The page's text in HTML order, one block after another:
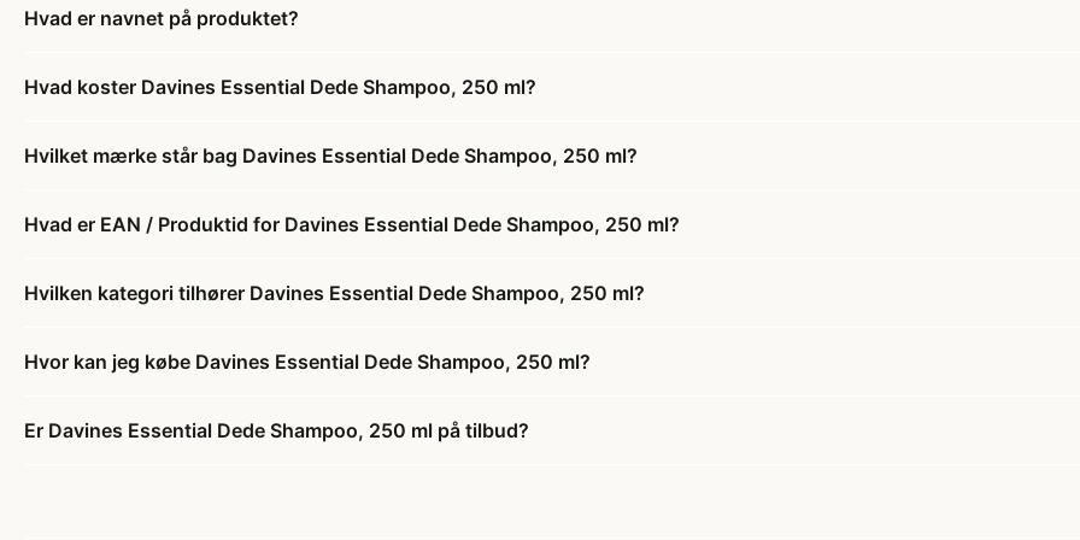
Hvad er navnet på produktet?
Hvad koster Davines Essential Dede Shampoo, 250 ml?
Hvilket mærke står bag Davines Essential Dede Shampoo, 250 ml?
Hvad er EAN / Produktid for Davines Essential Dede Shampoo, 250 ml?
Hvilken kategori tilhører Davines Essential Dede Shampoo, 250 ml?
Hvor kan jeg købe Davines Essential Dede Shampoo, 250 ml?
Er Davines Essential Dede Shampoo, 250 ml på tilbud?